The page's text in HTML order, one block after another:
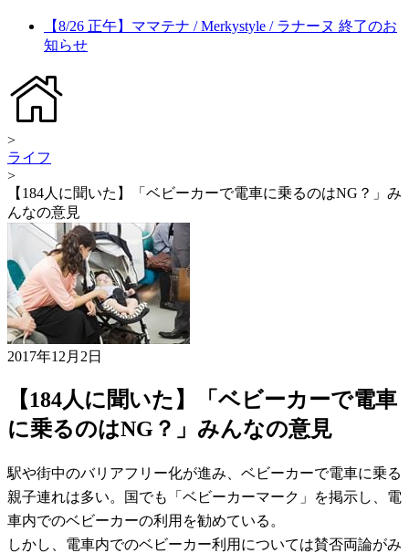
【8/26 正午】ママテナ / Merkystyle / ラナーヌ 終了のお
知らせ
>
ライフ
>
【184人に聞いた】「ベビーカーで電車に乗るのはNG？」み
んなの意見
2017年12月2日
【184人に聞いた】「ベビーカーで電車
に乗るのはNG？」みんなの意見
駅や街中のバリアフリー化が進み、ベビーカーで電車に乗る
親子連れは多い。国でも「ベビーカーマーク」を掲示し、電
車内でのベビーカーの利用を勧めている。
しかし、電車内でのベビーカー利用については賛否両論がみ